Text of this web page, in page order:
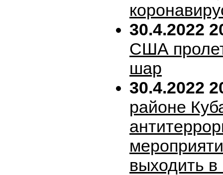
30.4.2022
США
шар
30.4.2022
районе
выходить